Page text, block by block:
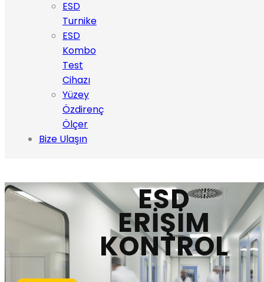
ESD
Turnike
ESD
Kombo
Test
Cihazı
Yüzey
Özdirenç
Ölçer
Bize Ulaşın
ESD
ERİŞİM
KONTROL